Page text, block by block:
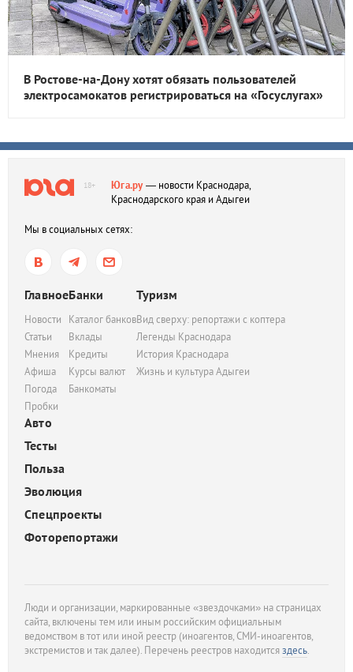
В Ростове-на-Дону хотят обязать пользователей
электросамокатов регистрироваться на «Госуслугах»
18+ Юга.ру— новости Краснодара,
Краснодарского края и Адыгеи
Мы в социальных сетях:
Главное
Новости
Статьи
Мнения
Афиша
Погода
Пробки
Банки
Каталог банков
Вклады
Кредиты
Курсы валют
Банкоматы
Туризм
Вид сверху: репортажи с коптера
Легенды Краснодара
История Краснодара
Жизнь и культура Адыгеи
Авто
Тесты
Польза
Эволюция
Спецпроекты
Фоторепортажи
Люди и организации, маркированные «звездочками» на страницах
сайта, включены тем или иным российским официальным
ведомством в тот или иной реестр (иноагентов, СМИ-иноагентов,
экстремистов и так далее). Перечень реестров находитсяздесь.